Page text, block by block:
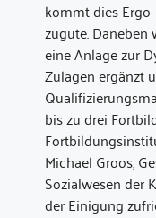
kommt dies
zugute.
eine Anlage zur
Zulagen ergänzt
bis zu drei
Michael Groos,
Sozialwesen der
der Einigung